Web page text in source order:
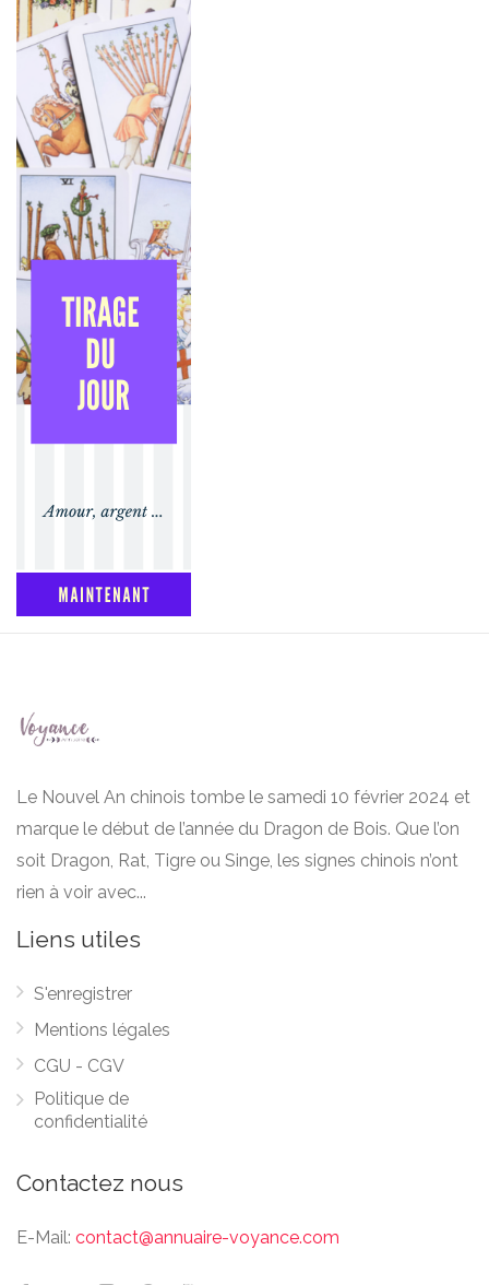
Le Nouvel An chinois tombe le samedi 10 février 2024 et
marque le début de l’année du Dragon de Bois. Que l’on
soit Dragon, Rat, Tigre ou Singe, les signes chinois n’ont
rien à voir avec...
Liens utiles
S'enregistrer
Mentions légales
CGU - CGV
Politique de
confidentialité
Contactez nous
E-Mail: contact@annuaire-voyance.com